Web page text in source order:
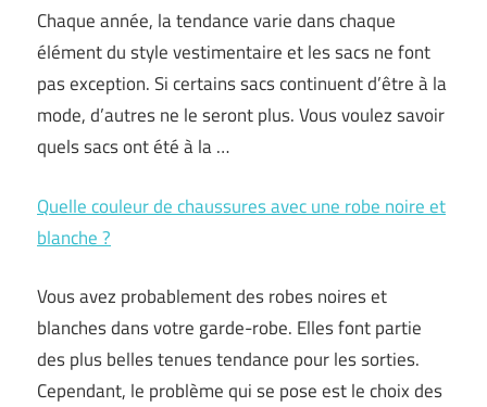
Chaque année, la tendance varie dans chaque
élément du style vestimentaire et les sacs ne font
pas exception. Si certains sacs continuent d’être à la
mode, d’autres ne le seront plus. Vous voulez savoir
quels sacs ont été à la …
Quelle couleur de chaussures avec une robe noire et
blanche ?
Vous avez probablement des robes noires et
blanches dans votre garde-robe. Elles font partie
des plus belles tenues tendance pour les sorties.
Cependant, le problème qui se pose est le choix des